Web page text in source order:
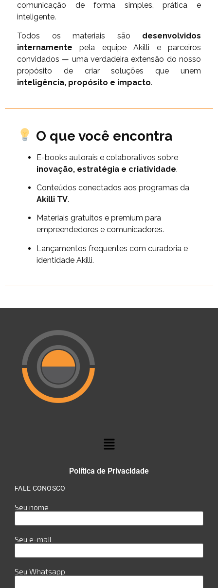
comunicação de forma simples, prática e
inteligente.
Todos os materiais são desenvolvidos
internamente pela equipe Akilli e parceiros
convidados — uma verdadeira extensão do nosso
propósito de criar soluções que unem
inteligência, propósito e impacto.
O que você encontra
E-books autorais e colaborativos sobre
inovação, estratégia e criatividade.
Conteúdos conectados aos programas da
Akilli TV.
Materiais gratuitos e premium para
empreendedores e comunicadores.
Lançamentos frequentes com curadoria e
identidade Akilli.
Política de Privacidade
FALE CONOSCO
Seu nome
Seu e-mail
Seu Whatsapp